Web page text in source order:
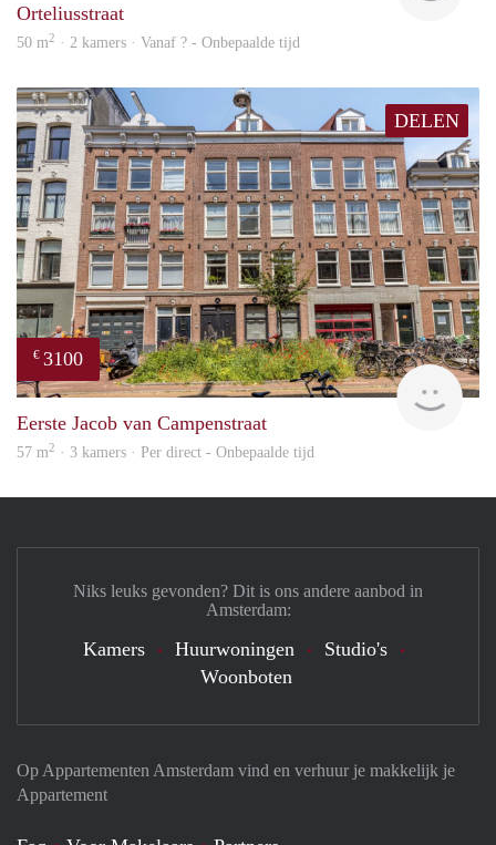
Orteliusstraat
50 m2 · 2 kamers · Vanaf ? - Onbepaalde tijd
DELEN
€ 3100
Eerste Jacob van Campenstraat
57 m2 · 3 kamers · Per direct - Onbepaalde tijd
Op Appartementen Amsterdam vind en verhuur je makkelijk je
Appartement
Niks leuks gevonden? Dit is ons andere aanbod in
Amsterdam:
Kamers Huurwoningen
Studio's
Woonboten